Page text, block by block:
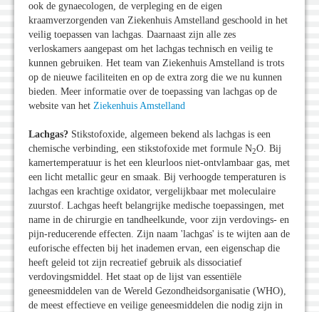
ook de gynaecologen, de verpleging en de eigen
kraamverzorgenden van Ziekenhuis Amstelland geschoold in het
veilig toepassen van lachgas. Daarnaast zijn alle zes
verloskamers aangepast om het lachgas technisch en veilig te
kunnen gebruiken. Het team van Ziekenhuis Amstelland is trots
op de nieuwe faciliteiten en op de extra zorg die we nu kunnen
bieden. Meer informatie over de toepassing van lachgas op de
website van het Ziekenhuis Amstelland
Lachgas? Stikstofoxide, algemeen bekend als lachgas is een
chemische verbinding, een stikstofoxide met formule N2O. Bij
kamertemperatuur is het een kleurloos niet-ontvlambaar gas, met
een licht metallic geur en smaak. Bij verhoogde temperaturen is
lachgas een krachtige oxidator, vergelijkbaar met moleculaire
zuurstof. Lachgas heeft belangrijke medische toepassingen, met
name in de chirurgie en tandheelkunde, voor zijn verdovings- en
pijn-reducerende effecten. Zijn naam 'lachgas' is te wijten aan de
euforische effecten bij het inademen ervan, een eigenschap die
heeft geleid tot zijn recreatief gebruik als dissociatief
verdovingsmiddel. Het staat op de lijst van essentiële
geneesmiddelen van de Wereld Gezondheidsorganisatie (WHO),
de meest effectieve en veilige geneesmiddelen die nodig zijn in